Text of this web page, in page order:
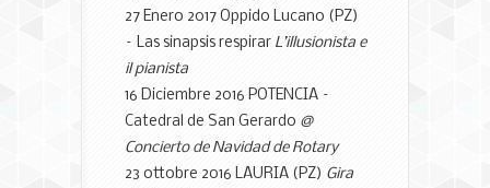
27 Enero 2017 Oppido Lucano (PZ)
– Las sinapsis respirar L’illusionista e
il pianista
16 Diciembre 2016 POTENCIA –
Catedral de San Gerardo @
Concierto de Navidad de Rotary
23 ottobre 2016 LAURIA (PZ) Gira